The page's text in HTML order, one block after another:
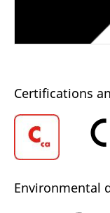
Certifications
Environmental